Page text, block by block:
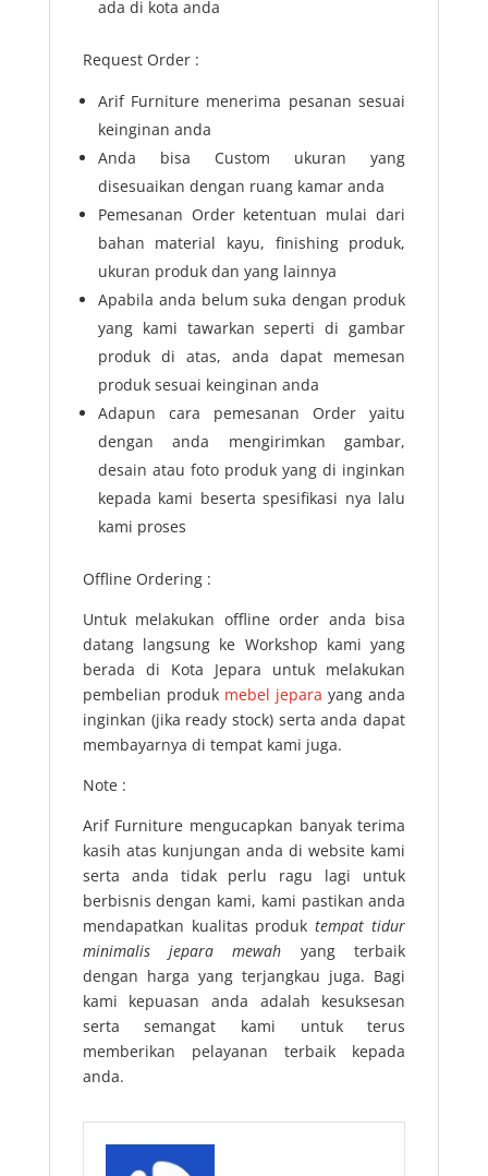
ada di kota anda
Request Order :
Arif Furniture menerima pesanan sesuai
keinginan anda
Anda bisa Custom ukuran yang
disesuaikan dengan ruang kamar anda
Pemesanan Order ketentuan mulai dari
bahan material kayu, finishing produk,
ukuran produk dan yang lainnya
Apabila anda belum suka dengan produk
yang kami tawarkan seperti di gambar
produk di atas, anda dapat memesan
produk sesuai keinginan anda
Adapun cara pemesanan Order yaitu
dengan anda mengirimkan gambar,
desain atau foto produk yang di inginkan
kepada kami beserta spesifikasi nya lalu
kami proses
Offline Ordering :
Untuk melakukan offline order anda bisa
datang langsung ke Workshop kami yang
berada di Kota Jepara untuk melakukan
pembelian produk mebel jepara yang anda
inginkan (jika ready stock) serta anda dapat
membayarnya di tempat kami juga.
Note :
Arif Furniture mengucapkan banyak terima
kasih atas kunjungan anda di website kami
serta anda tidak perlu ragu lagi untuk
berbisnis dengan kami, kami pastikan anda
mendapatkan kualitas produktempat tidur
minimalis jepara mewah yang terbaik
dengan harga yang terjangkau juga. Bagi
kami kepuasan anda adalah kesuksesan
serta semangat kami untuk terus
memberikan pelayanan terbaik kepada
anda.